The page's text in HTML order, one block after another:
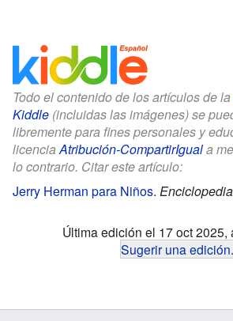
Todo el contenido de los artículos de la
Kiddle (incluidas las imágenes) se
libremente para fines personales y
licenciaAtribución-CompartirIguala
lo contrario. Citar este artículo:
Jerry Herman para Niños.
Última edición el 17 oct 2025,
Sugerir una edición.